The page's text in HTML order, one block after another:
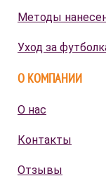
Методы
Уход за
О КОМПАНИИ
О нас
Контакты
Отзывы